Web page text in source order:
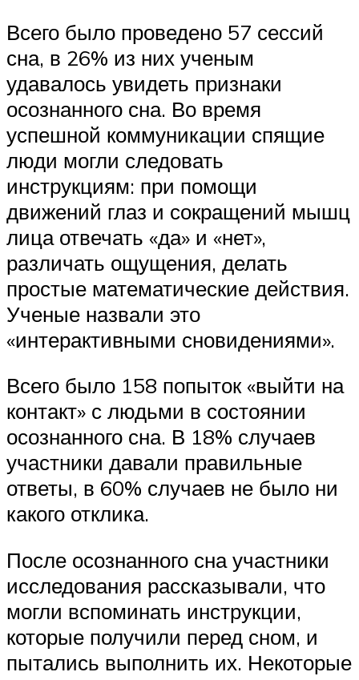
Всего было проведено 57 сессий
сна, в 26% из них ученым
удавалось увидеть признаки
осознанного сна. Во время
успешной коммуникации спящие
люди могли следовать
инструкциям: при помощи
движений глаз и сокращений мышц
лица отвечать «да» и «нет»,
различать ощущения, делать
простые математические действия.
Ученые назвали это
«интерактивными сновидениями».
Всего было 158 попыток «выйти на
контакт» с людьми в состоянии
осознанного сна. В 18% случаев
участники давали правильные
ответы, в 60% случаев не было ни
какого отклика.
После осознанного сна участники
исследования рассказывали, что
могли вспоминать инструкции,
которые получили перед сном, и
пытались выполнить их. Некоторые